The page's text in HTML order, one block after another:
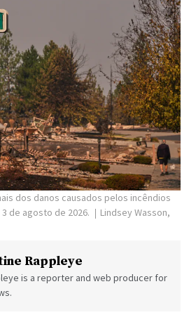
dos danos causados pelos incêndios
de agosto de 2026.
Lindsey Wasson,
Rappleye
is a reporter and web producer for